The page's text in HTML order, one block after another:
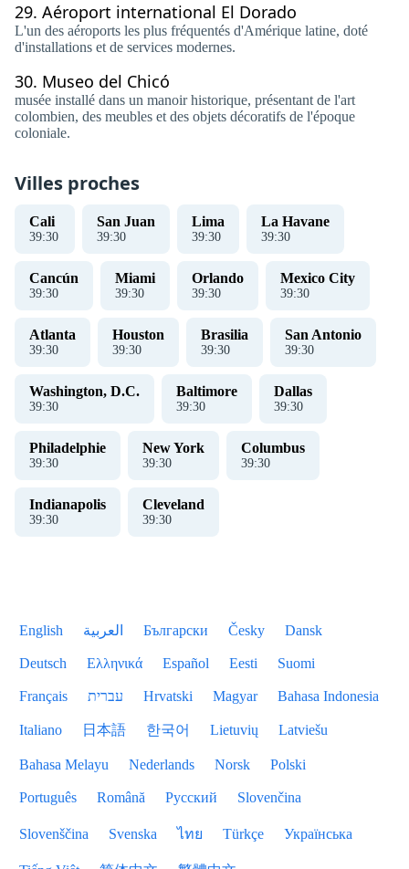
29. Aéroport international El Dorado
L'un des aéroports les plus fréquentés d'Amérique latine, doté
d'installations et de services modernes.
30. Museo del Chicó
musée installé dans un manoir historique, présentant de l'art
colombien, des meubles et des objets décoratifs de l'époque
coloniale.
Villes proches
Cali
39:30
San Juan
39:30
Lima
39:30
La Havane
39:30
Cancún
39:30
Miami
39:30
Orlando
39:30
Mexico City
39:30
Atlanta
39:30
Houston
39:30
Brasilia
39:30
San Antonio
39:30
Washington, D.C.
39:30
Baltimore
39:30
Dallas
39:30
Philadelphie
39:30
New York
39:30
Columbus
39:30
Indianapolis
39:30
Cleveland
39:30
English العربية Български Česky Dansk
Deutsch Ελληνικά Español Eesti Suomi
Français עברית Hrvatski Magyar Bahasa Indonesia
Italiano 日本語 한국어 Lietuvių Latviešu
Bahasa Melayu Nederlands Norsk Polski
Português Română Русский Slovenčina
Slovenščina Svenska ไทย Türkçe Українська